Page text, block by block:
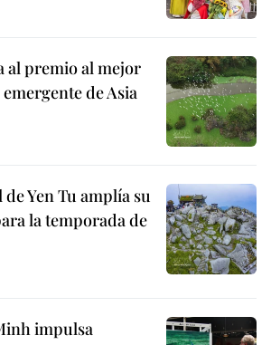
al premio al mejor
de Asia
Yen Tu amplía su
la temporada de
impulsa